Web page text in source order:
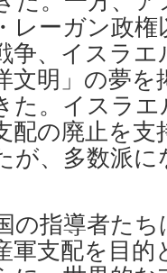
レーガン政
争、イスラ
文明」の夢を
た。イスラ
配の廃止を支
が、多数派
指導者たち
軍支配を目